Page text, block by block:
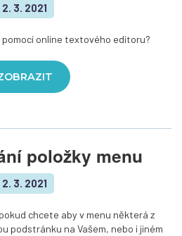
2. 3. 2021
online textového editoru?
položky menu
2. 3. 2021
chcete aby v menu některá z
podstránku na Vašem, nebo i jiném